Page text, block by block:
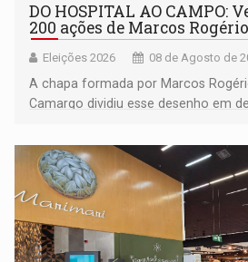
DO HOSPITAL AO CAMPO:
200 ações de Marcos
Eleições 2026 08 de Agosto de
A chapa formada por Marcos
Camargo dividiu esse desenho em